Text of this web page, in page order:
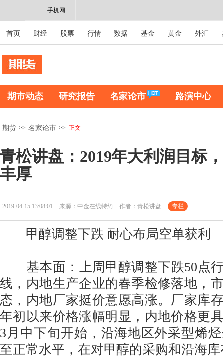
手机网
首页 财经 股票 行情 数据 基金 黄金 外汇
期市动态 研究报告 名家论市 路演中心
期货 >> 名家论市 >> 正文
青松讲盘：2019年大利润目标
丰厚​
2019-04-15 13:08:01 来源：中金在线特约 作者：青松讲盘 专栏
甲醇调整下跌 耐心布局空单获利
基本面：上周甲醇调整下跌50点行
线，内地生产企业的春季检修落地，
态，内地厂家挺价意愿高涨。厂家库
年初以来价格涨幅明显，内地价格更
3月中下旬开始，沿海地区外采型烯
至正常水平，在对甲醇的采购和沿海